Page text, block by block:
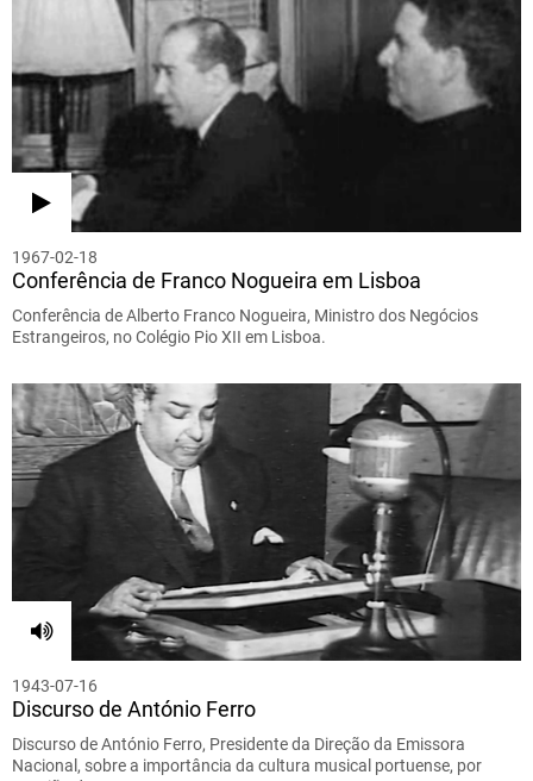
1967-02-18
Conferência de Franco Nogueira em Lisboa
Conferência de Alberto Franco Nogueira, Ministro dos Negócios
Estrangeiros, no Colégio Pio XII em Lisboa.
1943-07-16
Discurso de António Ferro
Discurso de António Ferro, Presidente da Direção da Emissora
Nacional, sobre a importância da cultura musical portuense, por